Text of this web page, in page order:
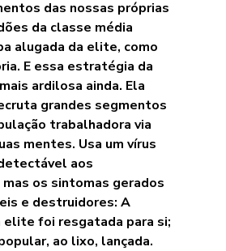
das nossas próprias
da classe média
alugada da elite, como
E essa estratégia da
ardilosa ainda. Ela
grandes segmentos
trabalhadora via
mentes. Usa um vírus
aos
os sintomas gerados
e destruidores: A
elite foi resgatada para si;
ao lixo, lançada.